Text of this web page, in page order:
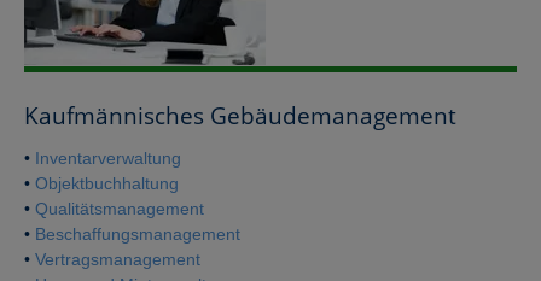
Kaufmännisches Gebäudemanagement
• Inventarverwaltung
• Objektbuchhaltung
• Qualitätsmanagement
• Beschaffungsmanagement
• Vertragsmanagement